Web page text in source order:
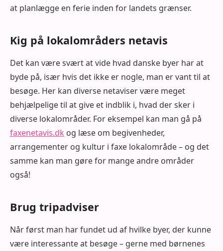
at planlægge en ferie inden for landets grænser.
Kig på lokalområders netavis
Det kan være svært at vide hvad danske byer har at
byde på, især hvis det ikke er nogle, man er vant til at
besøge. Her kan diverse netaviser være meget
behjælpelige til at give et indblik i, hvad der sker i
diverse lokalområder. For eksempel kan man gå på
faxenetavis.dk og læse om begivenheder,
arrangementer og kultur i faxe lokalområde – og det
samme kan man gøre for mange andre områder
også!
Brug tripadviser
Når først man har fundet ud af hvilke byer, der kunne
være interessante at besøge – gerne med børnenes